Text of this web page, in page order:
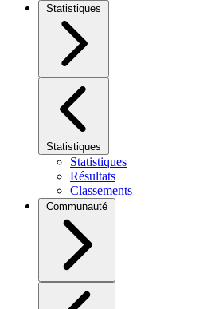
Statistiques
Statistiques
Statistiques
Résultats
Classements
Communauté